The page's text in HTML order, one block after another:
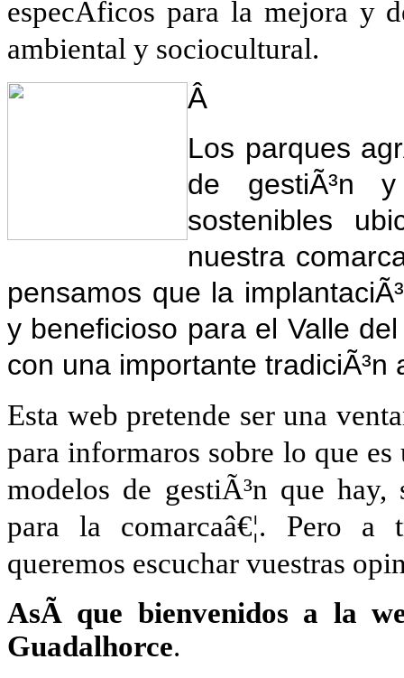
especÃ­ficos para la mejora y
ambiental y sociocultural.
Â
Los parques
de gestiÃ³n
sostenibles
nuestra
pensamos que la
y beneficioso para el Valle
con una importante tradiciÃ³n
Esta web pretende ser una
para informaros sobre lo que
modelos de gestiÃ³n que hay,
para la comarcaâ€¦. Pero
queremos escuchar vuestras
AsÃ­ que bienvenidos a la
Guadalhorce.